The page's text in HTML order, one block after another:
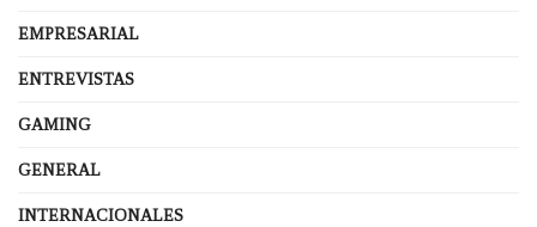
EMPRESARIAL
ENTREVISTAS
GAMING
GENERAL
INTERNACIONALES